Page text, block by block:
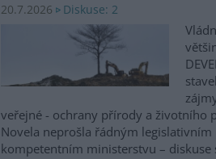
20.7.2026 Diskuse: 2
veřejné - ochrany přírody a životního
Novela neprošla řádným legislativním
kompetentním ministerstvu – diskuse